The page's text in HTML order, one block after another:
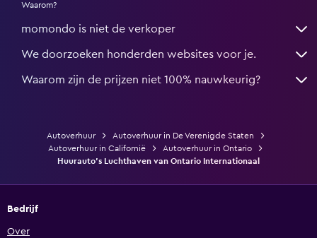
Waarom?
momondo is niet de verkoper
We doorzoeken honderden websites voor je.
Waarom zijn de prijzen niet 100% nauwkeurig?
Autoverhuur
Autoverhuur in De Verenigde Staten
Autoverhuur in Californië
Autoverhuur in Ontario
Huurauto's Luchthaven van Ontario Internationaal
Bedrijf
Over